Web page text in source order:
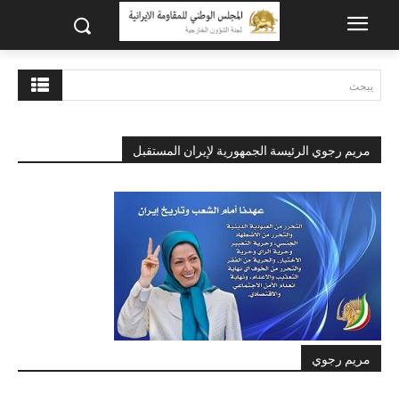
يبحث
مريم رجوي الرئيسة الجمهورية لإيران المستقبل
مريم رجوي